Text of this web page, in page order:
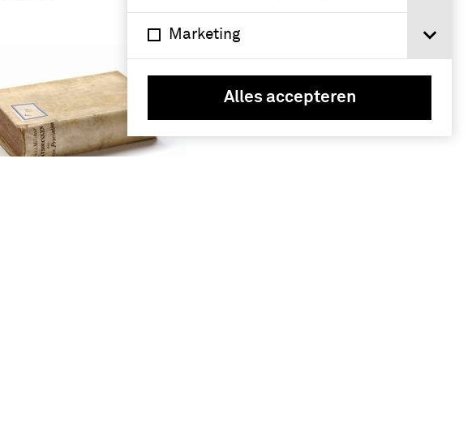
Marketing
Alles accepteren